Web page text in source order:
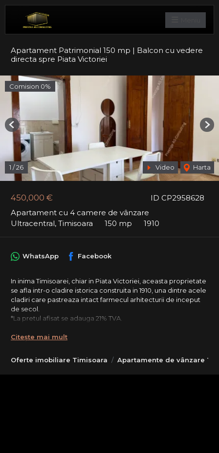
Apartament Patrimonial 150 mp | Balcon cu vedere
directa spre Piata Victoriei
ID CP2958628
450,000 €
Apartament cu 4 camere de vânzare
Ultracentral, Timisoara
150 mp 1910
Comision 0%
1 /26 Video Harta
Previous
Oferte imobiliare Timisoara Apartamente de vânzare
WhatsApp Facebook
In inima Timisoarei, chiar in Piata Victoriei, aceasta proprietate
se afla intr-o cladire istorica construita in 1910, una dintre acele
cladiri care pastreaza intact farmecul arhitecturii de inceput
de secol.
*La pretul afisat se adauga 21% TVA.
Accesul se face printr-o scara monumentala, unde
eleganta, specifica imobilelor patrimoniale din centrul
Citește mai mult